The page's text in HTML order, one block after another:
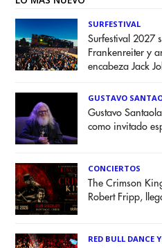
SURFESTIVAL
Surfestival 2027
Frankenreiter y
encabeza Jack
GUSTAVO
Gustavo
como invitado
CONCIERTOS
The Crimson
Robert Fripp,
RED BULL DANCE